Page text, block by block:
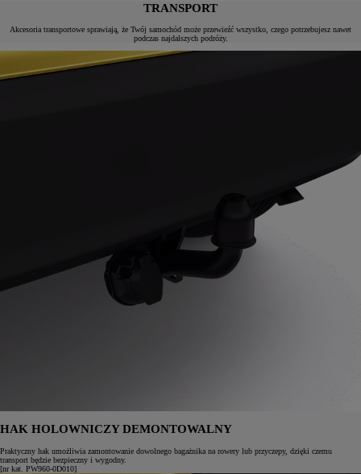
TRANSPORT
Akcesoria transportowe sprawiają, że Twój samochód może przewieźć wszystko, czego potrzebujesz nawet
podczas najdalszych podróży.
HAK HOLOWNICZY DEMONTOWALNY
Praktyczny hak umożliwia zamontowanie dowolnego bagażnika na rowery lub przyczepy, dzięki czemu
transport będzie bezpieczny i wygodny.
[nr kat. PW960-0D010]